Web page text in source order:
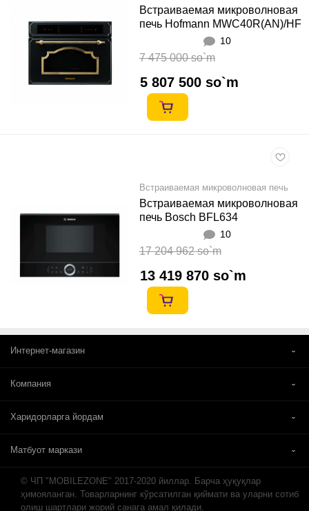
Встраиваемая микроволновая
печь Hofmann MWC40R(AN)/HF
10
7 475 000 so`m
5 807 500 so`m
Встраиваемая микроволновая печь
Встраиваемая микроволновая
печь Bosch BFL634
10
17 204 962 so`m
13 419 870 so`m
Интернет-магазин
Компания
Харидорларга йордам
Матбуот маркази
© ЧП "MOBILEZONE" 2017-2020 йиллар. Барча ҳуқуқлар
ҳимояланган. Товарларнинг кўрсатилган қиймати ва уларни сотиб
олиш шартлари жорий санага амал қилади.